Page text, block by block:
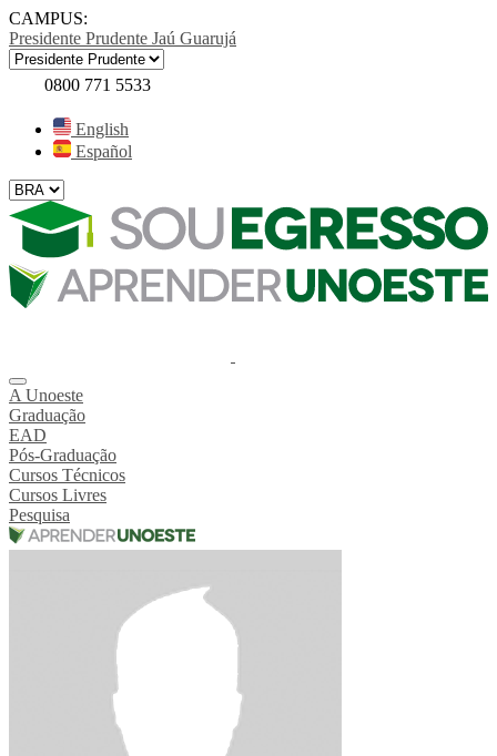
CAMPUS:
Presidente Prudente Jaú Guarujá
0800 771 5533
English
Español
A Unoeste
Graduação
EAD
Pós-Graduação
Cursos Técnicos
Cursos Livres
Pesquisa